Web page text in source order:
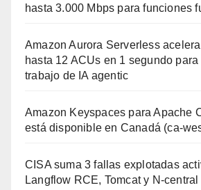
hasta 3.000 Mbps para funciones
Amazon Aurora Serverless
hasta 12 ACUs en 1 segundo
trabajo de IA agentic
Amazon Keyspaces para Apache
está disponible en Canadá (ca-
CISA suma 3 fallas explotadas
Langflow RCE, Tomcat y N-central